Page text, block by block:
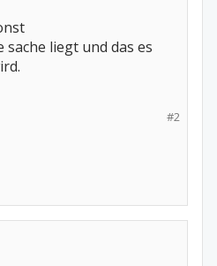
liegt und das es
#2